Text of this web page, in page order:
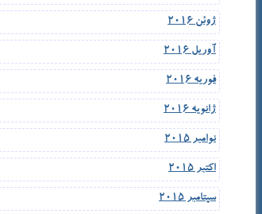
ژوئن 2016
آوریل 2016
فوریه 2016
ژانویه 2016
نوامبر 2015
اکتبر 2015
سپتامبر 2015